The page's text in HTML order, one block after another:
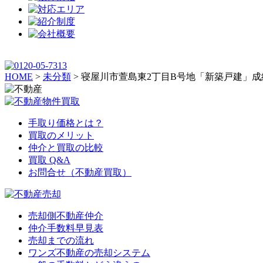
HOME > 未分類 > 寝屋川市萱島東2丁目B号地「新築戸建」成
手取り価格とは？
買取のメリット
仲介と買取の比較
買取 Q&A
お問合せ（不動産買取）
売却側不動産仲介
仲介手数料早見表
売却までの流れ
ワンズ不動産の売却システム